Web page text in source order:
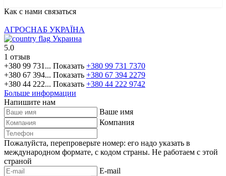
Как с нами связаться
АГРОСНАБ УКРАЇНА
Украина
5.0
1 отзыв
+380 99 731... Показать +380 99 731 7370
+380 67 394... Показать +380 67 394 2279
+380 44 222... Показать +380 44 222 9742
Больше информации
Напишите нам
Ваше имя
Компания
Пожалуйста, перепроверьте номер: его надо указать в
международном формате, с кодом страны. Не работаем с этой
страной
E-mail